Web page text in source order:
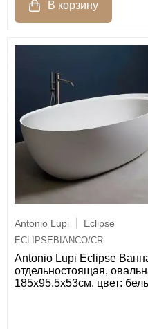
Antonio Lupi Eclipse
ECLIPSEBIANCO/CR
Antonio Lupi Eclipse
отдельностоящая,
185х95,5х53см, цвет: